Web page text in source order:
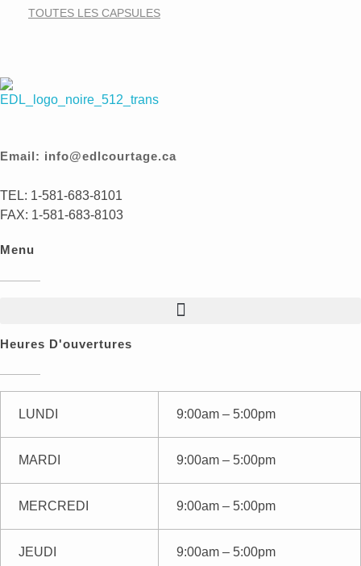
TOUTES LES CAPSULES
Email: info@edlcourtage.ca
TEL: 1-581-683-8101
FAX: 1-581-683-8103
Menu
Heures D'ouvertures
LUNDI 9:00am – 5:00pm
MARDI 9:00am – 5:00pm
MERCREDI 9:00am – 5:00pm
JEUDI 9:00am – 5:00pm